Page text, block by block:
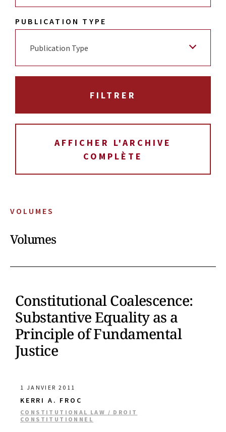
VOLUMES
Volumes
Constitutional Coalescence:
Substantive Equality as a
Principle of Fundamental
Justice
1 JANVIER 2011
KERRI A. FROC
CONSTITUTIONAL LAW / DROIT
CONSTITUTIONNEL
PUBLICATION TYPE
Publication Type
AFFICHER L'ARCHIVE
COMPLÈTE